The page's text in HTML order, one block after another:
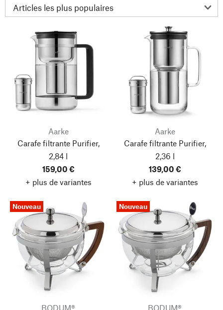
Aarke
Carafe filtrante Purifier,
2,84 l
159,00 €
+ plus de variantes
Aarke
Carafe filtrante Purifier,
2,36 l
139,00 €
+ plus de variantes
Nouveau
BODUM®
Nouveau
BODUM®